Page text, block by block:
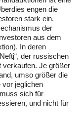
engen die
stark ein.
der
aus dem
In deren
der russischen
verkaufen. Je größer
umso größer die
vor jeglichen
sich für
und nicht für